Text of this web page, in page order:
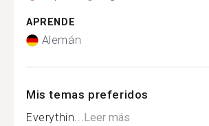
APRENDE
Alemán
Mis temas preferidos
Everythin...Leer más